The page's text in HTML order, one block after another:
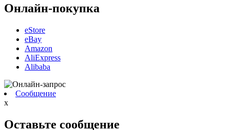
Онлайн-покупка
eStore
eBay
Amazon
AliExpress
Alibaba
Сообщение
x
Оставьте сообщение